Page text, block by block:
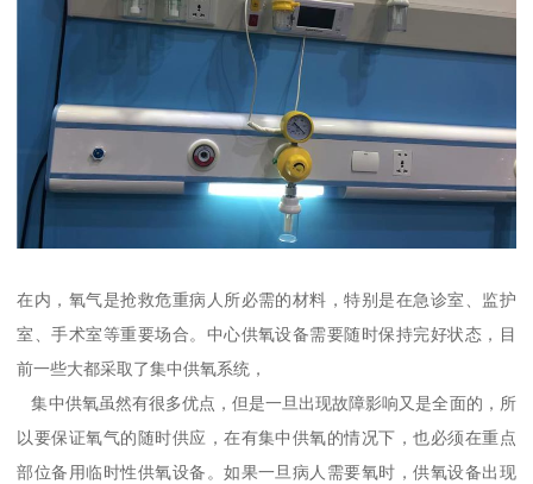
在内，氧气是抢救危重病人所必需的材料，特别是在急诊室、监护
室、手术室等重要场合。中心供氧设备需要随时保持完好状态，目
前一些大都采取了集中供氧系统，
集中供氧虽然有很多优点，但是一旦出现故障影响又是全面的，所
以要保证氧气的随时供应，在有集中供氧的情况下，也必须在重点
部位备用临时性供氧设备。如果一旦病人需要氧时，供氧设备出现